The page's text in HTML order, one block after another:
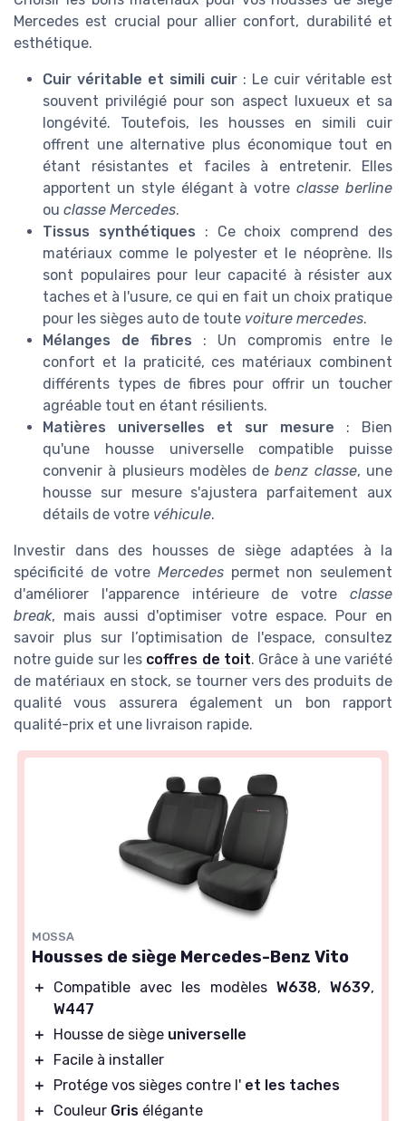
Mercedes est crucial pour allier confort, durabilité et
esthétique.
Cuir véritable et simili cuir : Le cuir véritable est
souvent privilégié pour son aspect luxueux et sa
longévité. Toutefois, les housses en simili cuir
offrent une alternative plus économique tout en
étant résistantes et faciles à entretenir. Elles
apportent un style élégant à votreclasse berline
ou classe Mercedes.
Tissus synthétiques : Ce choix comprend des
matériaux comme le polyester et le néoprène. Ils
sont populaires pour leur capacité à résister aux
taches et à l'usure, ce qui en fait un choix pratique
pour les sièges auto de toute voiture mercedes.
Mélanges de fibres : Un compromis entre le
confort et la praticité, ces matériaux combinent
différents types de fibres pour offrir un toucher
agréable tout en étant résilients.
Matières universelles et sur mesure : Bien
qu'une housse universelle compatible puisse
convenir à plusieurs modèles debenz classe, une
housse sur mesure s'ajustera parfaitement aux
détails de votre véhicule.
Investir dans des housses de siège adaptées à la
spécificité de votre Mercedes permet non seulement
d'améliorer l'apparence intérieure de votre classe
break, mais aussi d'optimiser votre espace. Pour en
savoir plus sur l’optimisation de l'espace, consultez
notre guide sur les coffres de toit. Grâce à une variété
de matériaux en stock, se tourner vers des produits de
qualité vous assurera également un bon rapport
qualité-prix et une livraison rapide.
MOSSA
Housses de siège Mercedes-Benz Vito
＋ Compatible avec les modèles W638,W639,
W447
＋
Housse de siège universelle
＋
Facile à installer
＋
Protége vos sièges contre l' et les taches
＋
Couleur Gris élégante